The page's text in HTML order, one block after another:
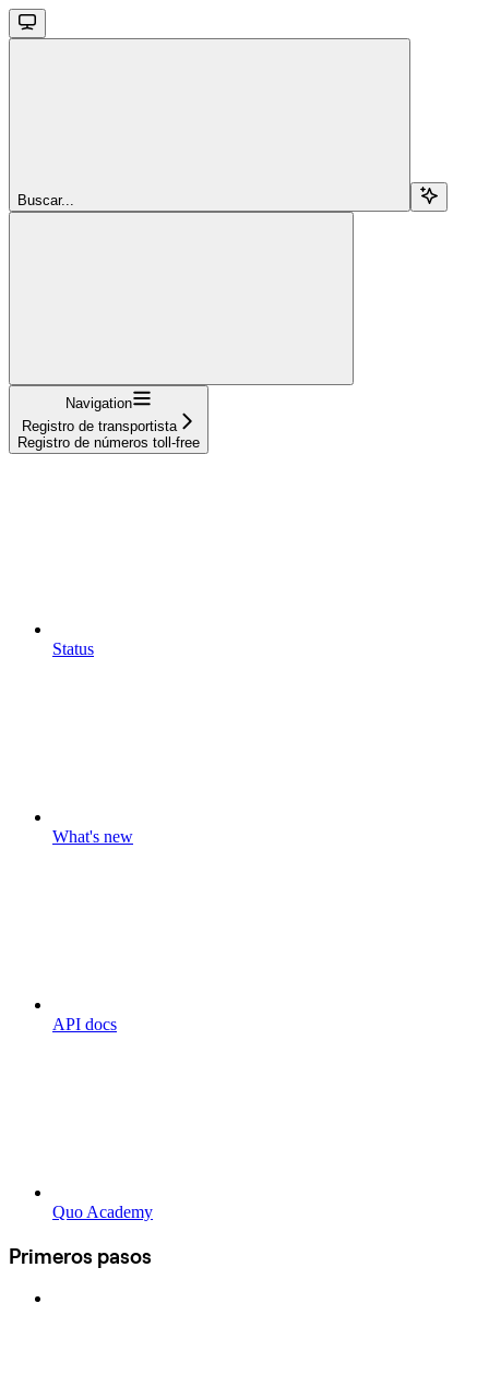
Buscar...
Navigation
Registro de transportista
Registro de números toll‑free
Status
What's new
API docs
Quo Academy
Primeros pasos